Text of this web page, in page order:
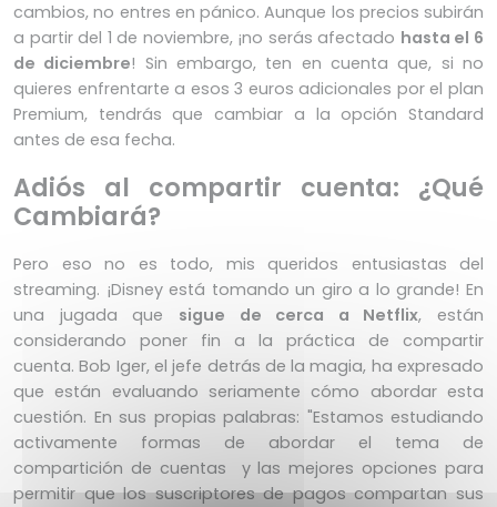
cambios, no entres en pánico. Aunque los precios subirán
a partir del 1 de noviembre, ¡no serás afectado hasta el 6
de diciembre! Sin embargo, ten en cuenta que, si no
quieres enfrentarte a esos 3 euros adicionales por el plan
Premium, tendrás que cambiar a la opción Standard
antes de esa fecha.
Adiós al compartir cuenta: ¿Qué
Cambiará?
Pero eso no es todo, mis queridos entusiastas del
streaming. ¡Disney está tomando un giro a lo grande! En
una jugada que sigue de cerca a Netflix, están
considerando poner fin a la práctica de compartir
cuenta. Bob Iger, el jefe detrás de la magia, ha expresado
que están evaluando seriamente cómo abordar esta
cuestión. En sus propias palabras: "Estamos estudiando
activamente formas de abordar el tema de
compartición de cuentas y las mejores opciones para
permitir que los suscriptores de pagos compartan sus